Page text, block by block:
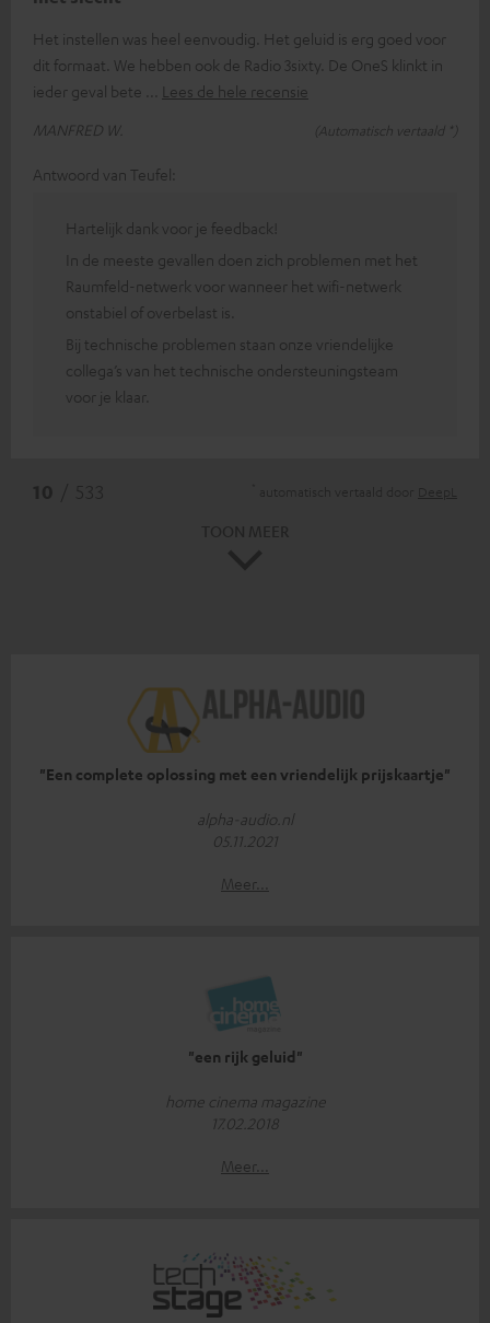
Het instellen was heel eenvoudig. Het geluid is erg goed voor
dit formaat. We hebben ook de Radio 3sixty. De OneS klinkt in
ieder geval bete
Lees de hele recensie
MANFRED W.
(Automatisch vertaald *)
Antwoord van Teufel:
Hartelijk dank voor je feedback!
In de meeste gevallen doen zich problemen met het
Raumfeld-netwerk voor wanneer het wifi-netwerk
onstabiel of overbelast is.
Bij technische problemen staan onze vriendelijke
collega’s van het technische ondersteuningsteam
voor je klaar.
"Een complete oplossing met een vriendelijk prijskaartje"
alpha-audio.nl
05.11.2021
Meer...
"een rijk geluid"
home cinema magazine
17.02.2018
Meer...